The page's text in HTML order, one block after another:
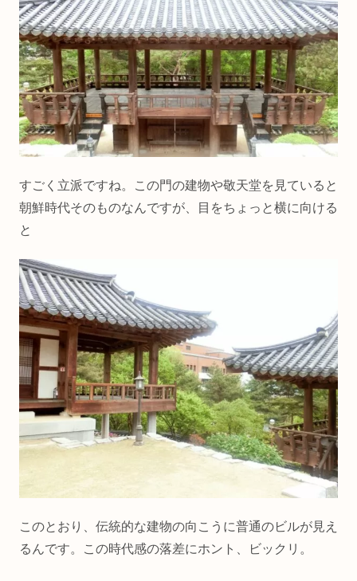
すごく立派ですね。この門の建物や敬天堂を見ていると
朝鮮時代そのものなんですが、目をちょっと横に向ける
と
このとおり、伝統的な建物の向こうに普通のビルが見え
るんです。この時代感の落差にホント、ビックリ。